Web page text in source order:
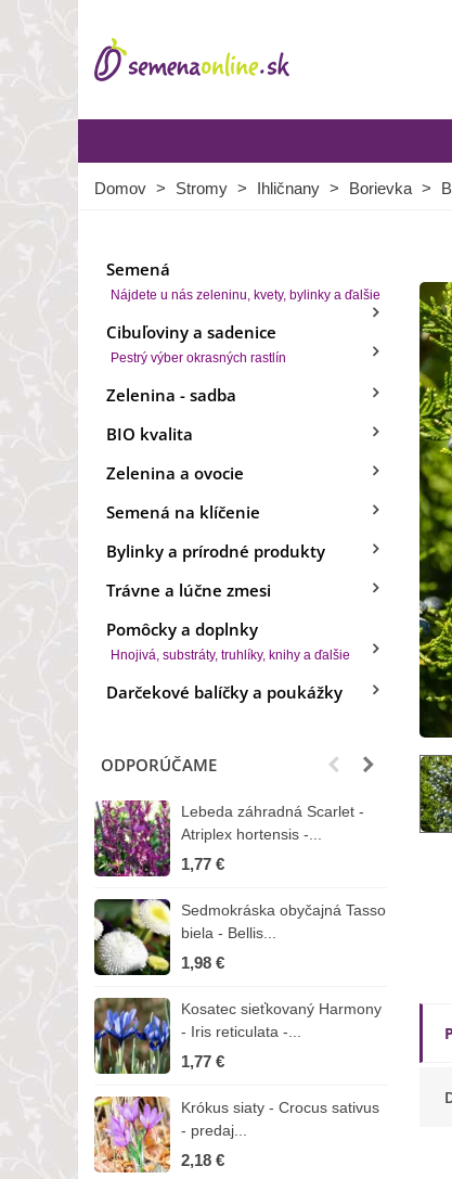
Domov > Stromy > Ihličnany > Borievka >
Semená
Nájdete u nás zeleninu, kvety, bylinky a ďalšie
Cibuľoviny a sadenice
Pestrý výber okrasných rastlín
Zelenina - sadba
BIO kvalita
Zelenina a ovocie
Semená na klíčenie
Bylinky a prírodné produkty
Trávne a lúčne zmesi
Pomôcky a doplnky
Hnojivá, substráty, truhlíky, knihy a ďalšie
Darčekové balíčky a poukážky
ODPORÚČAME
Lebeda záhradná Scarlet -
Atriplex hortensis -...
1,77 €
Sedmokráska obyčajná Tasso
biela - Bellis...
1,98 €
Kosatec sieťkovaný Harmony
- Iris reticulata -...
1,77 €
Krókus siaty - Crocus sativus
- predaj...
2,18 €